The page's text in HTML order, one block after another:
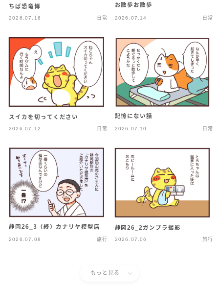
ちば恐竜博
2026.07.16 日常
お散歩お散歩
2026.07.14 日常
スイカを切ってください
2026.07.12 日常
記憶にない話
2026.07.10 日常
静岡26_3（終）カナリヤ模型店
2026.07.08 旅行
静岡26_2ガンプラ撮影
2026.07.06 旅行
もっと見る